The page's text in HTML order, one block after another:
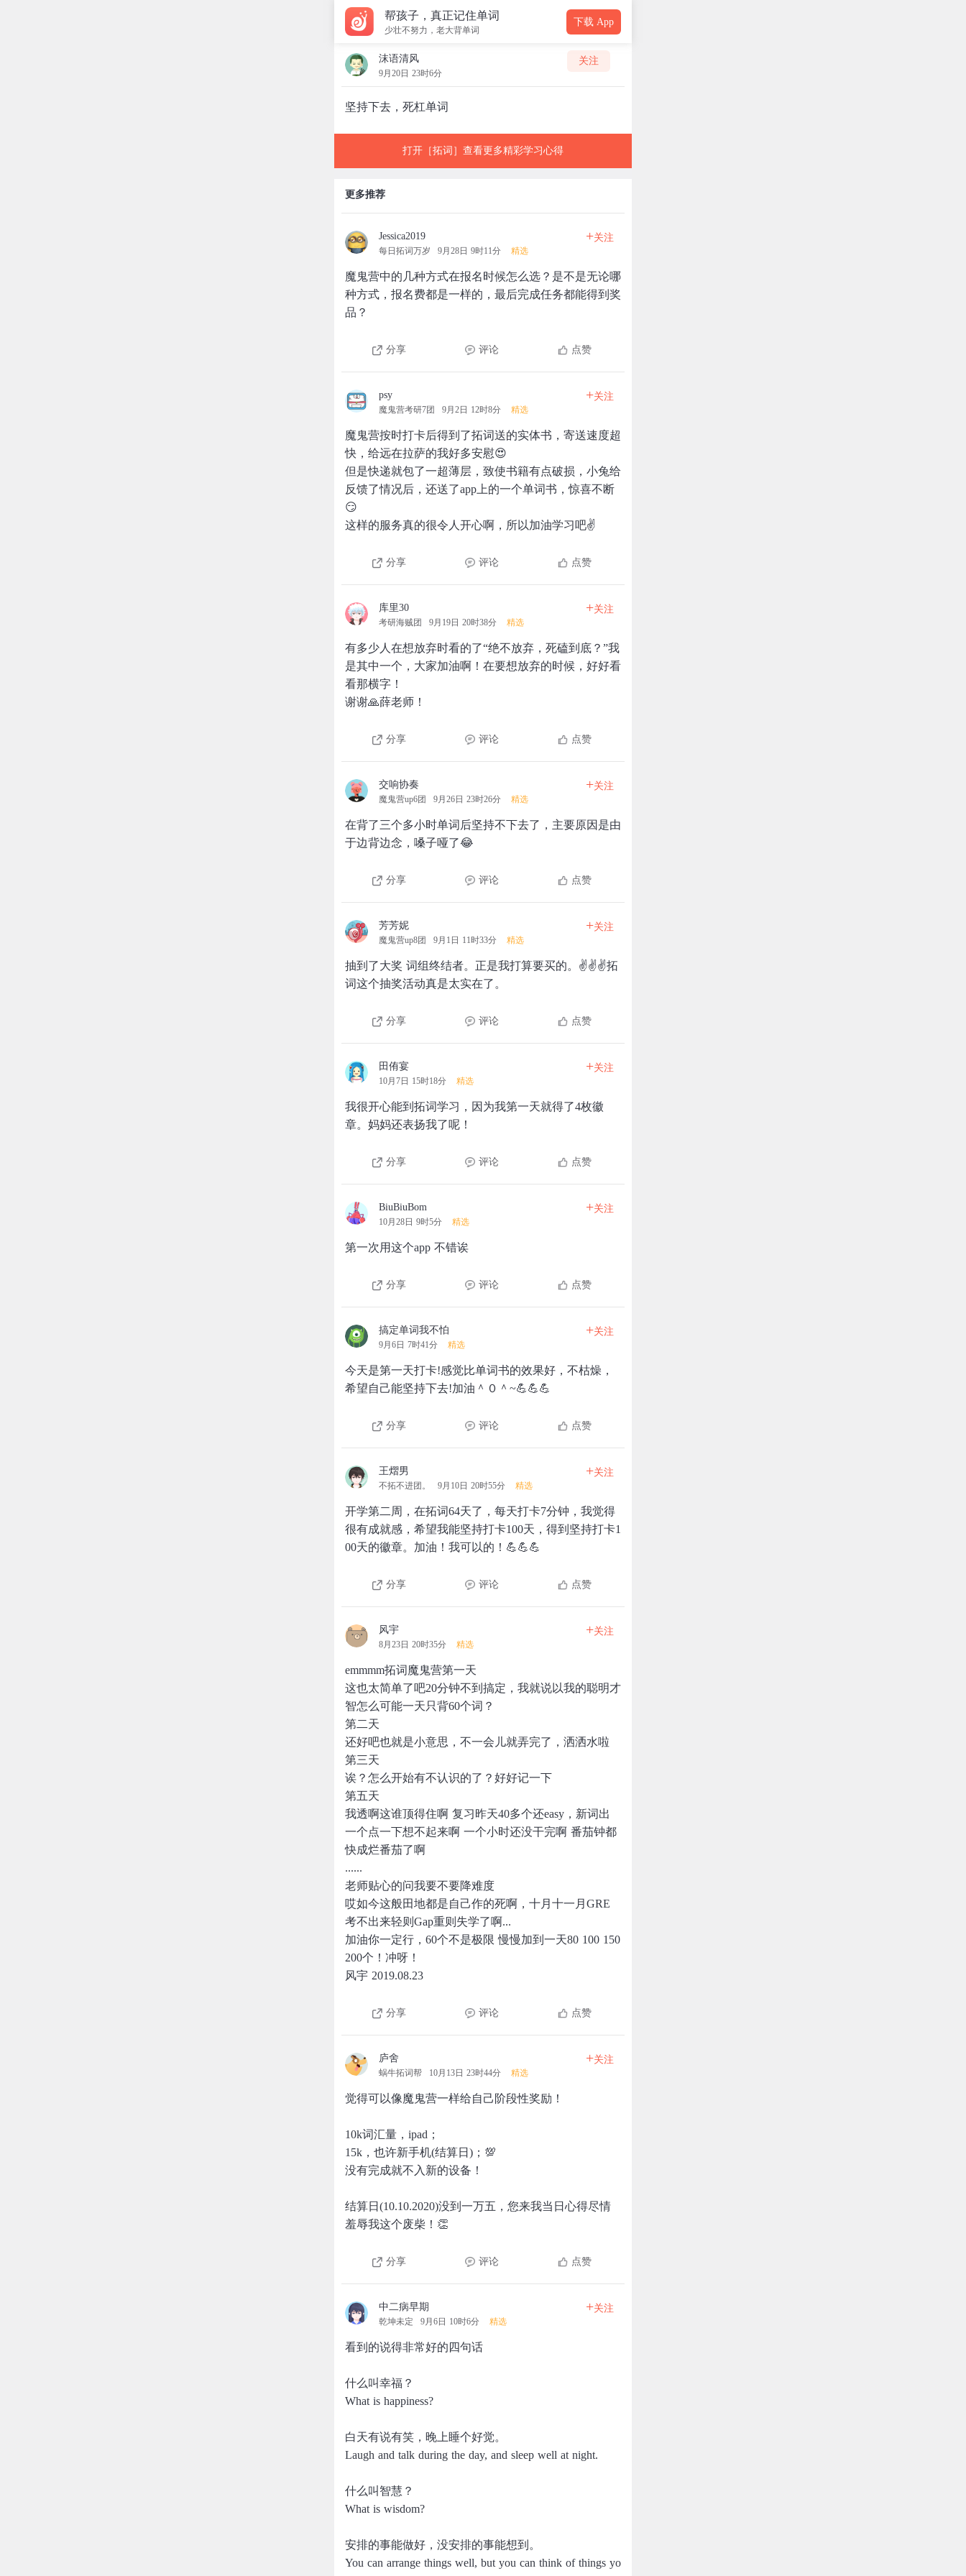
帮孩子，真正记住单词
少壮不努力，老大背单词
下载 App
沫语清风
9月20日 23时6分
关注
坚持下去，死杠单词
打开［拓词］查看更多精彩学习心得
更多推荐
Jessica2019
每日拓词万岁 9月28日 9时11分 精选
+关注
魔鬼营中的几种方式在报名时候怎么选？是不是无论哪
种方式，报名费都是一样的，最后完成任务都能得到奖
品？
分享 评论 点赞
psy
魔鬼营考研7团 9月2日 12时8分 精选
+关注
魔鬼营按时打卡后得到了拓词送的实体书，寄送速度超
快，给远在拉萨的我好多安慰😍
但是快递就包了一超薄层，致使书籍有点破损，小兔给
反馈了情况后，还送了app上的一个单词书，惊喜不断
😏
这样的服务真的很令人开心啊，所以加油学习吧✌
分享 评论 点赞
库里30
考研海贼团 9月19日 20时38分 精选
+关注
有多少人在想放弃时看的了“绝不放弃，死磕到底？”我
是其中一个，大家加油啊！在要想放弃的时候，好好看
看那横字！
谢谢🙏薛老师！
分享 评论 点赞
交响协奏
魔鬼营up6团 9月26日 23时26分 精选
+关注
在背了三个多小时单词后坚持不下去了，主要原因是由
于边背边念，嗓子哑了😂
分享 评论 点赞
芳芳妮
魔鬼营up8团 9月1日 11时33分 精选
+关注
抽到了大奖 词组终结者。正是我打算要买的。✌✌✌拓
词这个抽奖活动真是太实在了。
分享 评论 点赞
田侑宴
10月7日 15时18分 精选
+关注
我很开心能到拓词学习，因为我第一天就得了4枚徽
章。妈妈还表扬我了呢！
分享 评论 点赞
BiuBiuBom
10月28日 9时5分 精选
+关注
第一次用这个app 不错诶
分享 评论 点赞
搞定单词我不怕
9月6日 7时41分 精选
+关注
今天是第一天打卡!感觉比单词书的效果好，不枯燥，
希望自己能坚持下去!加油＾０＾~💪💪💪
分享 评论 点赞
王熠男
不拓不进团。 9月10日 20时55分 精选
+关注
开学第二周，在拓词64天了，每天打卡7分钟，我觉得
很有成就感，希望我能坚持打卡100天，得到坚持打卡1
00天的徽章。加油！我可以的！💪💪💪
分享 评论 点赞
风宇
8月23日 20时35分 精选
+关注
emmmm拓词魔鬼营第一天
这也太简单了吧20分钟不到搞定，我就说以我的聪明才
智怎么可能一天只背60个词？
第二天
还好吧也就是小意思，不一会儿就弄完了，洒洒水啦
第三天
诶？怎么开始有不认识的了？好好记一下
第五天
我透啊这谁顶得住啊 复习昨天40多个还easy，新词出
一个点一下想不起来啊 一个小时还没干完啊 番茄钟都
快成烂番茄了啊
......
老师贴心的问我要不要降难度
哎如今这般田地都是自己作的死啊，十月十一月GRE
考不出来轻则Gap重则失学了啊...
加油你一定行，60个不是极限 慢慢加到一天80 100 150
200个！冲呀！
风宇 2019.08.23
分享 评论 点赞
庐舍
蜗牛拓词帮 10月13日 23时44分 精选
+关注
觉得可以像魔鬼营一样给自己阶段性奖励！
10k词汇量，ipad；
15k，也许新手机(结算日)；💯
没有完成就不入新的设备！
结算日(10.10.2020)没到一万五，您来我当日心得尽情
羞辱我这个废柴！👏
分享 评论 点赞
中二病早期
乾坤未定 9月6日 10时6分 精选
+关注
看到的说得非常好的四句话
什么叫幸福？
What is happiness?
白天有说有笑，晚上睡个好觉。
Laugh and talk during the day, and sleep well at night.
什么叫智慧？
What is wisdom?
安排的事能做好，没安排的事能想到。
You can arrange things well, but you can think of things yo